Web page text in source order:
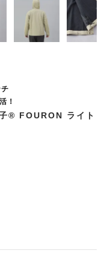
！
® FOURON ライト